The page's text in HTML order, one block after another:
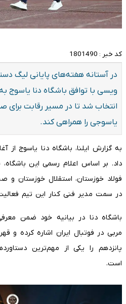
کد خبر : 1801490
در آستانه هفته‌های پایانی لیگ
ویسی با توافق باشگاه دنا یاسوج
انتخاب شد تا در مسیر رقابت
یاسوجی را همراهی کند.
به گزارش ایلنا، باشگاه دنا یاسوج از
داد. بر اساس اعلام رسمی این
فولاد خوزستان، استقلال خوزستان و
در سمت مدیر فنی کنار این تیم
باشگاه دنا در بیانیه خود ضمن
مربی در فوتبال ایران اشاره کرده و
پانزدهم را یکی از مهم‌ترین
است.